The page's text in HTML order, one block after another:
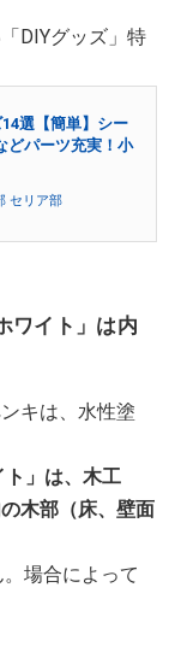
DIYグッズ」特
選【簡単】シー
どパーツ充実！小
セリア部
ワイト」は内
キは、水性塗
ト」は、木工
木部（床、壁面
場合によって